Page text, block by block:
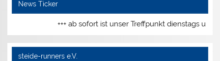
News Ticker
+++ ab sofort ist unser Treffpunkt dienstags und
steide-runners e.V.